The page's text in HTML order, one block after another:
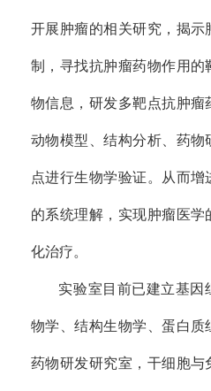
开展肿瘤的相关研究，揭
制，寻找抗肿瘤药物作用的
物信息，研发多靶点抗肿瘤
动物模型、结构分析、药
点进行生物学验证。从而增
的系统理解，实现肿瘤医
化治疗。
实验室目前已建立基因
物学、结构生物学、蛋白质
药物研发研究室，干细胞与